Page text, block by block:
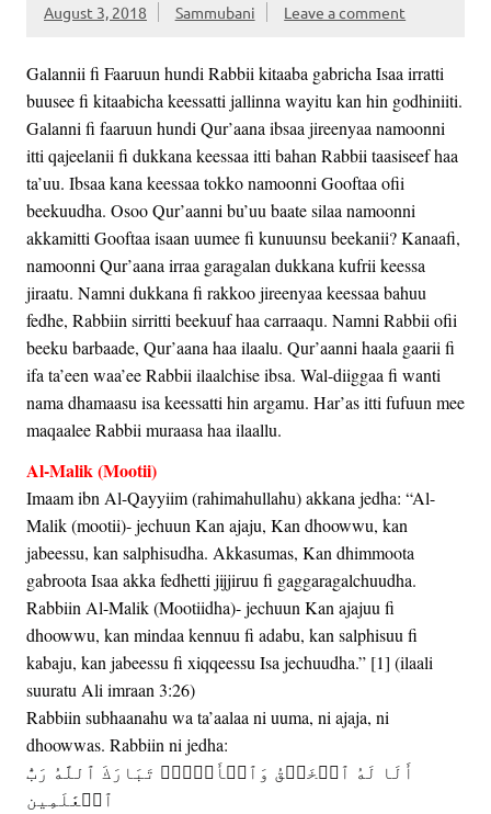
August 3, 2018 Sammubani Leave a comment
Galannii fi Faaruun hundi Rabbii kitaaba gabricha Isaa irratti
buusee fi kitaabicha keessatti jallinna wayitu kan hin godhiniiti.
Galanni fi faaruun hundi Qur’aana ibsaa jireenyaa namoonni
itti qajeelanii fi dukkana keessaa itti bahan Rabbii taasiseef haa
ta’uu. Ibsaa kana keessaa tokko namoonni Gooftaa ofii
beekuudha. Osoo Qur’aanni bu’uu baate silaa namoonni
akkamitti Gooftaa isaan uumee fi kunuunsu beekanii? Kanaafi,
namoonni Qur’aana irraa garagalan dukkana kufrii keessa
jiraatu. Namni dukkana fi rakkoo jireenyaa keessaa bahuu
fedhe, Rabbiin sirritti beekuuf haa carraaqu. Namni Rabbii ofii
beeku barbaade, Qur’aana haa ilaalu. Qur’aanni haala gaarii fi
ifa ta’een waa’ee Rabbii ilaalchise ibsa. Wal-diiggaa fi wanti
nama dhamaasu isa keessatti hin argamu. Har’as itti fufuun mee
maqaalee Rabbii muraasa haa ilaallu.
Al-Malik (Mootii)
Imaam ibn Al-Qayyiim (rahimahullahu) akkana jedha: “Al-
Malik (mootii)- jechuun Kan ajaju, Kan dhoowwu, kan
jabeessu, kan salphisudha. Akkasumas, Kan dhimmoota
gabroota Isaa akka fedhetti jijjiruu fi gaggaragalchuudha.
Rabbiin Al-Malik (Mootiidha)- jechuun Kan ajajuu fi
dhoowwu, kan mindaa kennuu fi adabu, kan salphisuu fi
kabaju, kan jabeessu fi xiqqeessu Isa jechuudha.” [1] (ilaali
suuratu Ali imraan 3:26)
Rabbiin subhaanahu wa ta’aalaa ni uuma, ni ajaja, ni
dhoowwas. Rabbiin ni jedha:
أَلَا لَهُ ٱلۡخَلۡقُ وَٱلۡأَمۡرُۗ تَبَارَكَ ٱللَّهُ رَبُّ
ٱلۡعَٰلَمِين